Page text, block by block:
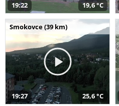
19:22 19,6 °C
Smokovce (39 km)
19:27 25,6 °C